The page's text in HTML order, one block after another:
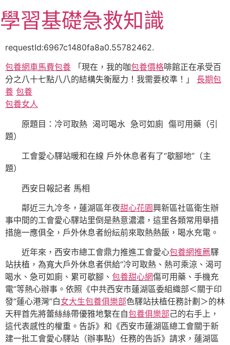
至
主
容
學習基礎急救知識
requestId:6967c1480fa8a0.55782462.
包養網車馬費包養 「現在，我的咖包養價格啡館正在承受百
分之八十七點八八的結構失衡壓力！我需要校準！」 長期包
養 包養
包養女人
原題目：冷可取熱 渴可喝水 急可如廁 傷可用藥（引
題）
工會愛心驛站暖和在線 戶外休息者有了“歇腳地”（主
題）
西安日報記者 馬相
鄰近三九冷冬，蓮湖區年夜甜心花園興新區社區衛生辦
事中間的工會愛心驛站里倒是熱意濃濃，這里各類常用舉措
措施一應俱全，戶外休息者紛紜前來取熱熱飯，喝水充電。
近年來，西安市總工會鼎力推進工會愛心包養網推薦驛
站扶植，為寬大戶外休息者供給“冷可取熱、熱可乘涼、渴可
喝水、急可如廁、累可歇腳、 包養甜心網傷可用藥、手機充
電”等熱心辦事。依照《中共西安市蓮湖區委組織部＜關于印
發“蓮心港灣”白女大生包養俱樂部色驛站扶植任務計劃＞的林
天秤首先將蕾絲絲帶優雅地繫在自包養俱樂部己的右手上，
這代表感性的權重。告訴》和《西安市蓮湖區總工會關于新
建一批工會愛心驛站（辦事點）任務的告訴》請求，蓮湖區